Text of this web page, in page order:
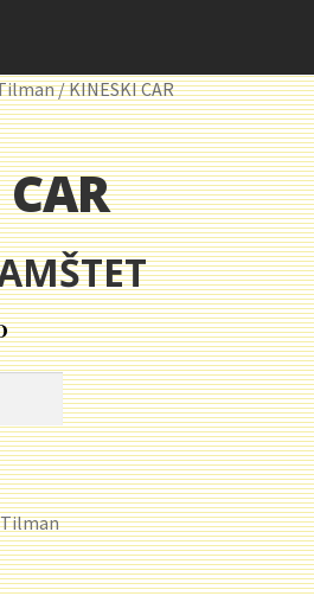
/KINESKI CAR
Trenutna
cena
792.00 RSD.